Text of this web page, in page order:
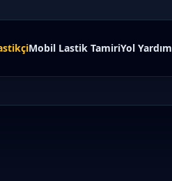
Mobil Lastik TamiriYol Yardım